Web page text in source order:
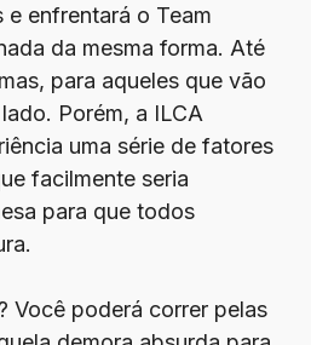
e enfrentará o Team
da mesma forma. Até
para aqueles que vão
Porém, a ILCA
uma série de fatores
facilmente seria
para que todos
Você poderá correr pelas